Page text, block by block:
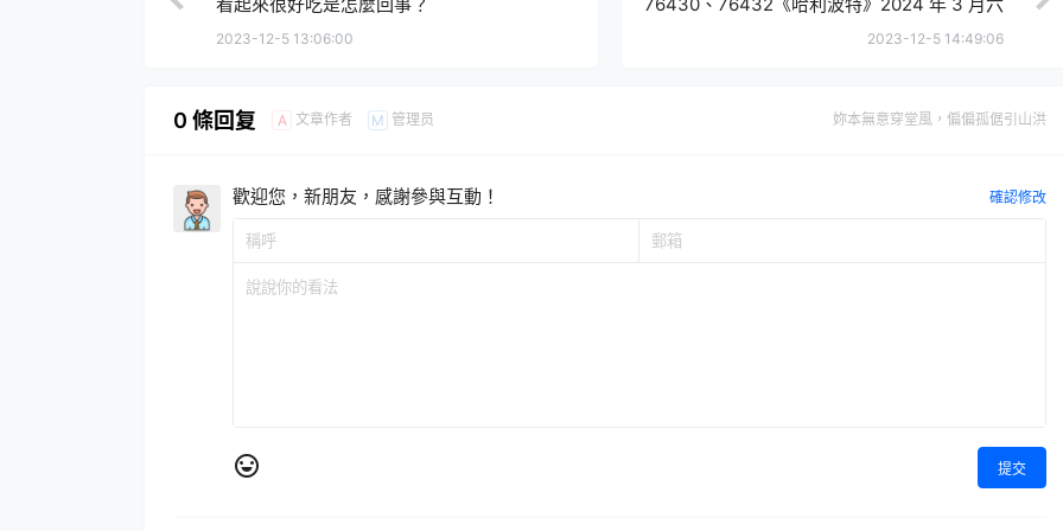
2023-12-5 13:06:00
款新作發表！
2023-12-5 14:49:06
0 條回复 A 文章作者 M 管理员 妳本無意穿堂風，偏偏孤倨引山洪
歡迎您，新朋友，感謝參與互動！ 確認修改
提交